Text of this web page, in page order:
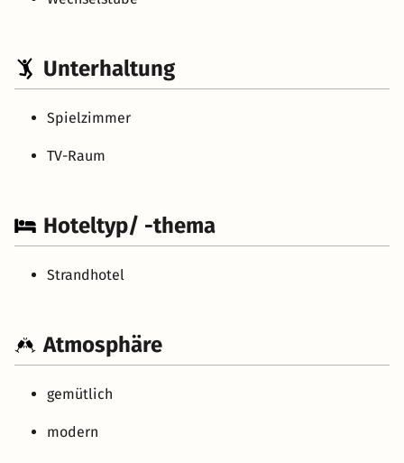
Unterhaltung
Spielzimmer
TV-Raum
Hoteltyp/ -thema
Strandhotel
Atmosphäre
gemütlich
modern